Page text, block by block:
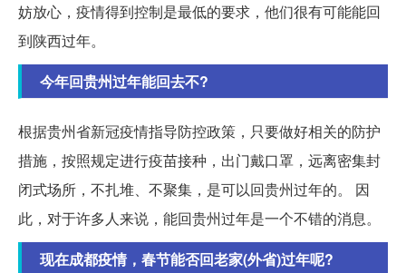
妨放心，疫情得到控制是最低的要求，他们很有可能能回
到陕西过年。
今年回贵州过年能回去不?
根据贵州省新冠疫情指导防控政策，只要做好相关的防护
措施，按照规定进行疫苗接种，出门戴口罩，远离密集封
闭式场所，不扎堆、不聚集，是可以回贵州过年的。 因
此，对于许多人来说，能回贵州过年是一个不错的消息。
现在成都疫情，春节能否回老家(外省)过年呢?